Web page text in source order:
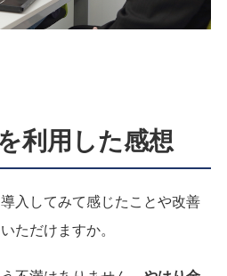
利用した感想
入してみて感じたことや改善
ただけますか。